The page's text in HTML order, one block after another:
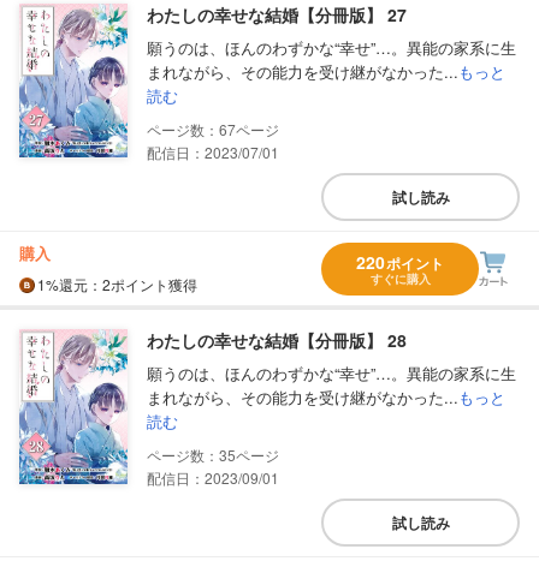
わたしの幸せな結婚【分冊版】 27
願うのは、ほんのわずかな“幸せ”…。異能の家系に生
まれながら、その能力を受け継がなかった...もっと
読む
67
配信日：2023/07/01
試し読み
購入
1%還元 ：2ポイント獲得
220ポイント
すぐに購入
わたしの幸せな結婚【分冊版】 28
願うのは、ほんのわずかな“幸せ”…。異能の家系に生
まれながら、その能力を受け継がなかった...もっと
読む
35
配信日：2023/09/01
試し読み